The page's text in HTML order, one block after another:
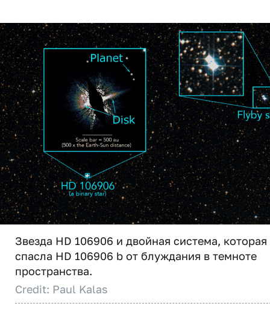
Звезда HD 106906 и двойная система, которая
спасла HD 106906 b от блуждания в темноте
пространства.
Credit: Paul Kalas